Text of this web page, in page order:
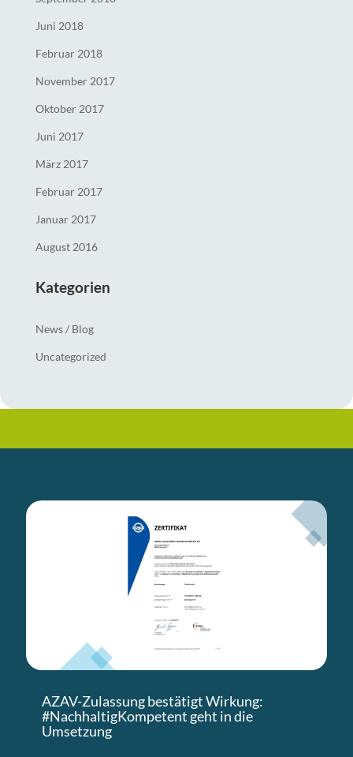
Juni 2018
Februar 2018
November 2017
Oktober 2017
Juni 2017
März 2017
Februar 2017
Januar 2017
August 2016
Kategorien
News / Blog
Uncategorized
AZAV-Zulassung bestätigt Wirkung:
#NachhaltigKompetent geht in die
Umsetzung